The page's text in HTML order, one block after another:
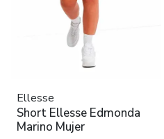
Ellesse
Short Ellesse Edmonda
Marino Mujer